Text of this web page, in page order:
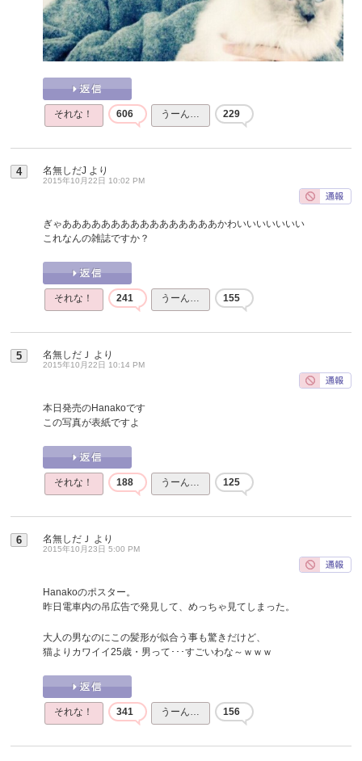
それな！ 606 うーん… 229
4 名無しだJ より
2015年10月22日 10:02 PM
ぎゃああああああああああああああああかわいいいいいいい
これなんの雑誌ですか？
それな！ 241 うーん… 155
5 名無しだＪ より
2015年10月22日 10:14 PM
本日発売のHanakoです
この写真が表紙ですよ
それな！ 188 うーん… 125
6 名無しだＪ より
2015年10月23日 5:00 PM
Hanakoのポスター。
昨日電車内の吊広告で発見して、めっちゃ見てしまった。
大人の男なのにこの髪形が似合う事も驚きだけど、
猫よりカワイイ25歳・男って･･･すごいわな～ｗｗｗ
それな！ 341 うーん… 156